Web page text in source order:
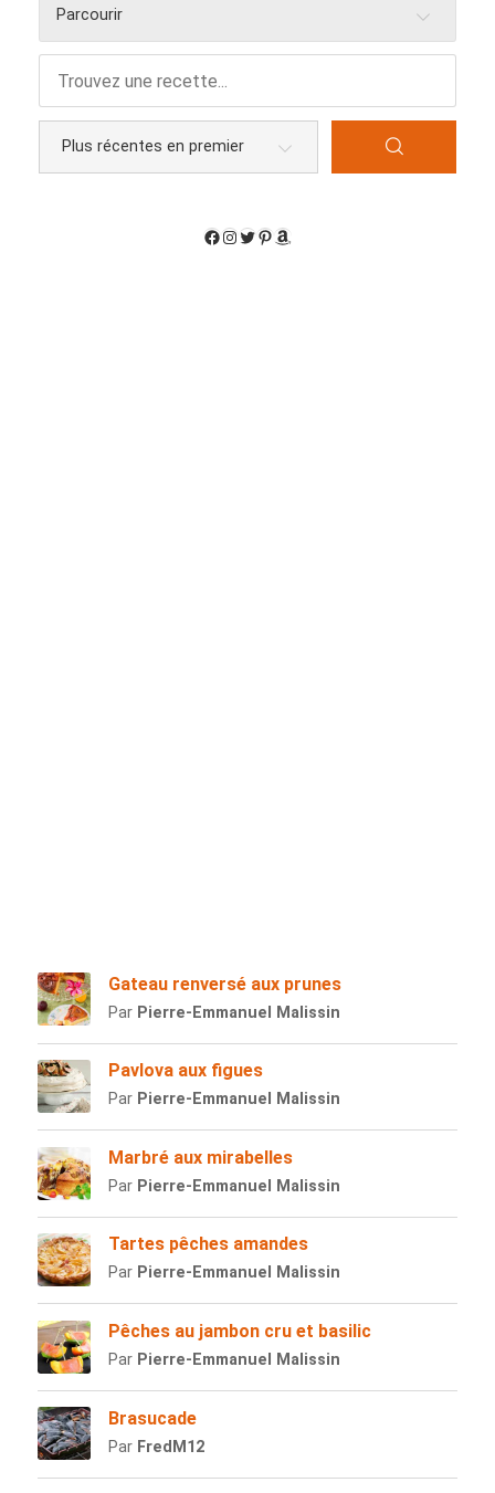
Parcourir
Gateau renversé aux prunes
Par Pierre-Emmanuel Malissin
Pavlova aux figues
Par Pierre-Emmanuel Malissin
Marbré aux mirabelles
Par Pierre-Emmanuel Malissin
Tartes pêches amandes
Par Pierre-Emmanuel Malissin
Pêches au jambon cru et basilic
Par Pierre-Emmanuel Malissin
Brasucade
Par FredM12